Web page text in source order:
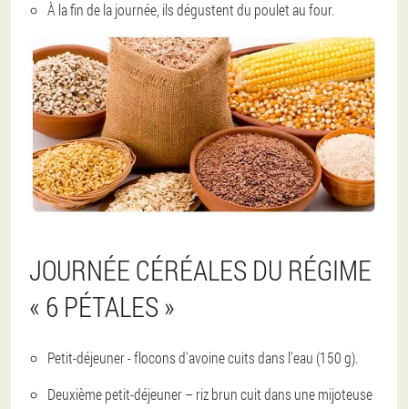
À la fin de la journée, ils dégustent du poulet au four.
JOURNÉE CÉRÉALES DU RÉGIME
« 6 PÉTALES »
Petit-déjeuner - flocons d'avoine cuits dans l'eau (150 g).
Deuxième petit-déjeuner – riz brun cuit dans une mijoteuse